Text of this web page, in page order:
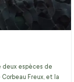
deux espèces de
Freux, et la